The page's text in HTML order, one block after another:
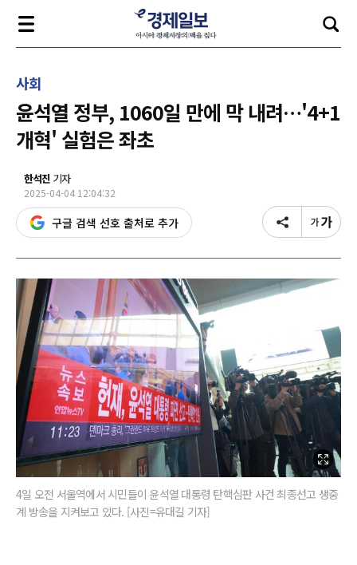
사회
윤석열 정부, 1060일 만에 막 내려…'4+1
개혁' 실험은 좌초
한석진 기자
2025-04-04 12:04:32
구글 검색 선호 출처로 추가
4일 오전 서울역에서 시민들이 윤석열 대통령 탄핵심판 사건 최종선고 생중
계 방송을 지켜보고 있다. [사진=유대길 기자]